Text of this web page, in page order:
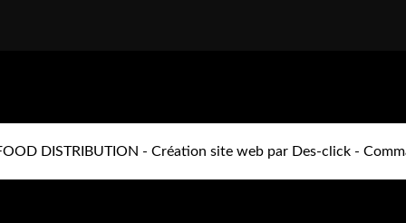
DISTRIBUTION - Création site web par Des-click -